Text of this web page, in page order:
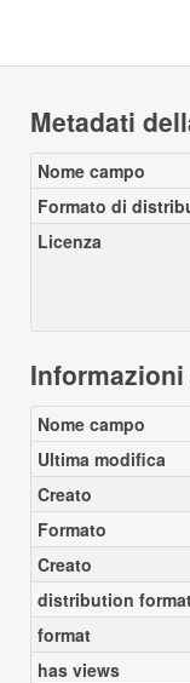
Metadati
Nome campo
Formato di
Licenza
Nome campo
Ultima modifica
Creato
Formato
Creato
distribution
format
has views